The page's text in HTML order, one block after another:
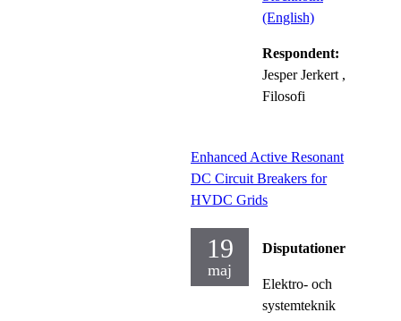
(English)
Respondent:
Jesper Jerkert ,
Filosofi
Enhanced Active Resonant
DC Circuit Breakers for
HVDC Grids
19
maj
Disputationer
Elektro- och
systemteknik